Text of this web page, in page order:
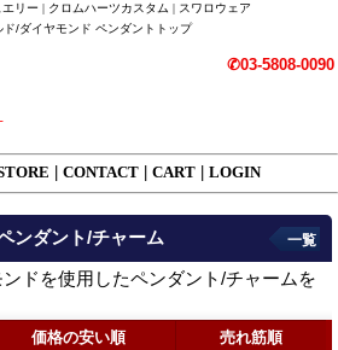
リー | クロムハーツカスタム | スワロウェア
/ダイヤモンド ペンダントトップ
✆03-5808-0090
CONTACT CART LOGIN
ンダント/チャーム
ドを使用したペンダント/チャームを
一覧
価格の安い順 売れ筋順